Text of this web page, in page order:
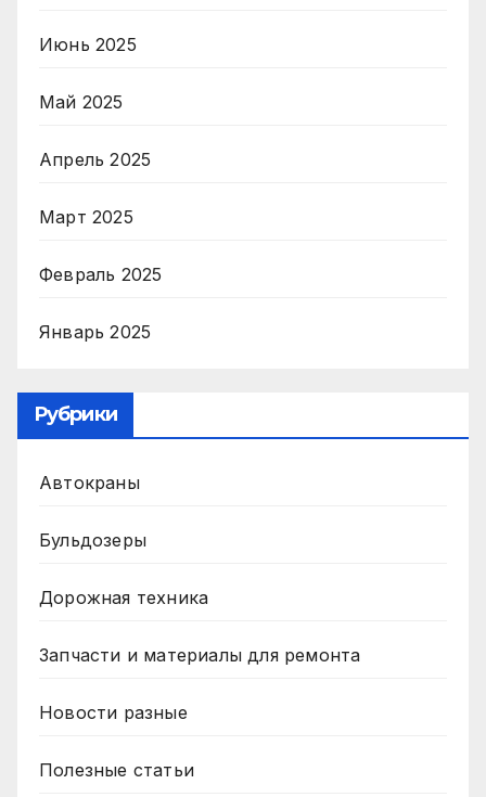
Июнь 2025
Май 2025
Апрель 2025
Март 2025
Февраль 2025
Январь 2025
Рубрики
Автокраны
Бульдозеры
Дорожная техника
Запчасти и материалы для ремонта
Новости разные
Полезные статьи